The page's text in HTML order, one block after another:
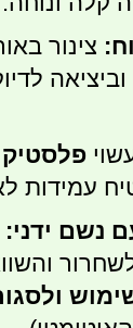
צינור
עמידות
נשם ידני: